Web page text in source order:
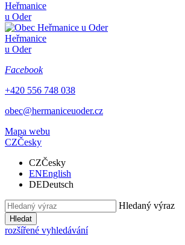
Heřmanice
u Oder
Heřmanice
u Oder
Facebook
+420 556 748 038
obec@hermaniceuoder.cz
Mapa webu
CZČesky
CZČesky
ENEnglish
DEDeutsch
Hledaný výraz
Hledat
rozšířené vyhledávání